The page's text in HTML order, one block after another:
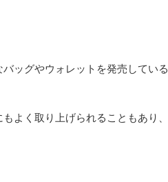
ッグやウォレットを発売している
よく取り上げられることもあり、